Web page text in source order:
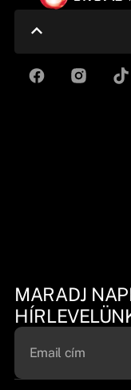
MARADJ